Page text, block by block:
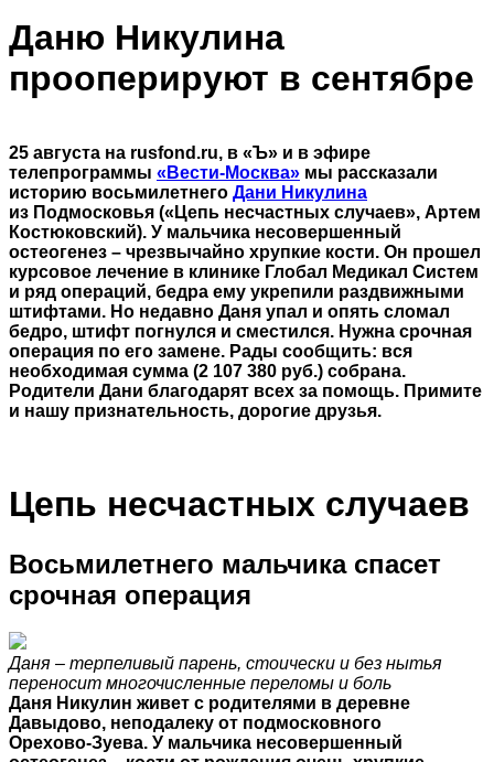
Даню Никулина
прооперируют в сентябре
25 августа на rusfond.ru, в «Ъ» и в эфире
телепрограммы «Вести-Москва» мы рассказали
историю восьмилетнего Дани Никулина
из Подмосковья («Цепь несчастных случаев», Артем
Костюковский). У мальчика несовершенный
остеогенез – чрезвычайно хрупкие кости. Он прошел
курсовое лечение в клинике Глобал Медикал Систем
и ряд операций, бедра ему укрепили раздвижными
штифтами. Но недавно Даня упал и опять сломал
бедро, штифт погнулся и сместился. Нужна срочная
операция по его замене. Рады сообщить: вся
необходимая сумма (2 107 380 руб.) собрана.
Родители Дани благодарят всех за помощь. Примите
и нашу признательность, дорогие друзья.
Цепь несчастных случаев
Восьмилетнего мальчика спасет
срочная операция
Даня – терпеливый парень, стоически и без нытья
переносит многочисленные переломы и боль
Даня Никулин живет с родителями в деревне
Давыдово, неподалеку от подмосковного
Орехово‑Зуева. У мальчика несовершенный